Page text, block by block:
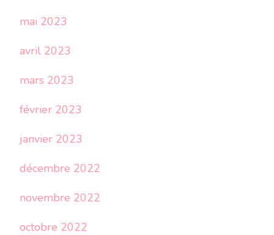
mai 2023
avril 2023
mars 2023
février 2023
janvier 2023
décembre 2022
novembre 2022
octobre 2022